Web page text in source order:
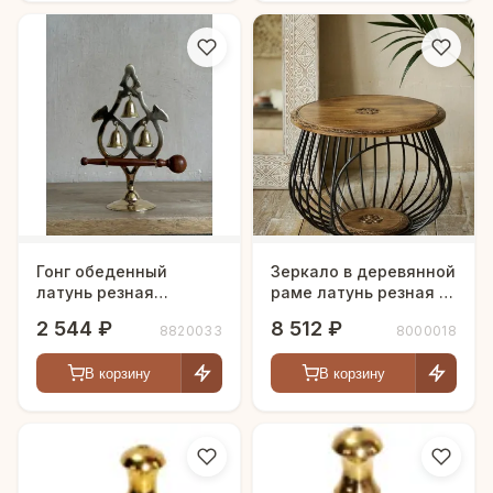
Гонг обеденный
латунь резная
2 544 ₽ 8820033
В корзину
Зеркало в деревянной
раме латунь резная h-
8 512 ₽ 8000018
В корзину